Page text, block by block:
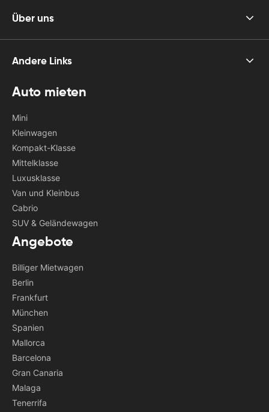
Über uns
Andere Links
Auto mieten
Mini
Kleinwagen
Kompakt-Klasse
Mittelklasse
Luxusklasse
Van und Kleinbus
Cabrio
SUV & Geländewagen
Angebote
Billiger Mietwagen
Berlin
Frankfurt
München
Spanien
Mallorca
Barcelona
Gran Canaria
Malaga
Tenerrifa